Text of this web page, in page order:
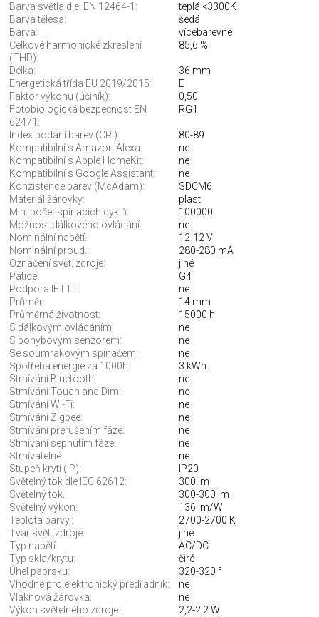
Barva světla dle. EN 12464-1:
teplá <3300K
Barva tělesa:
šedá
Barva:
vícebarevné
Celkové harmonické zkreslení
(THD):
85,6 %
Délka:
36 mm
Energetická třída EU 2019/2015:
E
Faktor výkonu (účiník):
0,50
Fotobiologická bezpečnost EN
62471:
RG1
Index podání barev (CRI):
80-89
Kompatibilní s Amazon Alexa:
ne
Kompatibilní s Apple HomeKit:
ne
Kompatibilní s Google Assistant:
ne
Konzistence barev (McAdam):
SDCM6
Materiál žárovky:
plast
Min. počet spínacích cyklů:
100000
Možnost dálkového ovládání:
ne
Nominální napětí.:
12-12 V
Nominální proud.:
280-280 mA
Označení svět. zdroje:
jiné
Patice:
G4
Podpora IFTTT:
ne
Průměr:
14 mm
Průměrná životnost:
15000 h
S dálkovým ovládáním:
ne
S pohybovým senzorem:
ne
Se soumrakovým spínačem:
ne
Spotřeba energie za 1000h:
3 kWh
Stmívání Bluetooth:
ne
Stmívání Touch and Dim:
ne
Stmívání Wi-Fi:
ne
Stmívání Zigbee:
ne
Stmívání přerušením fáze:
ne
Stmívání sepnutím fáze:
ne
Stmívatelné:
ne
Stupeň krytí (IP):
IP20
Světelný tok dle IEC 62612:
300 lm
Světelný tok.:
300-300 lm
Světelný výkon:
136 lm/W
Teplota barvy.:
2700-2700 K
Tvar svět. zdroje:
jiné
Typ napětí:
AC/DC
Typ skla/krytu:
čiré
Úhel paprsku:
320-320 °
Vhodné pro elektronický předřadník:
ne
Vláknová žárovka:
ne
Výkon světelného zdroje.:
2,2-2,2 W